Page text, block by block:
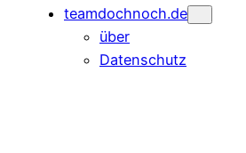
teamdochnoch.de
über
Datenschutz